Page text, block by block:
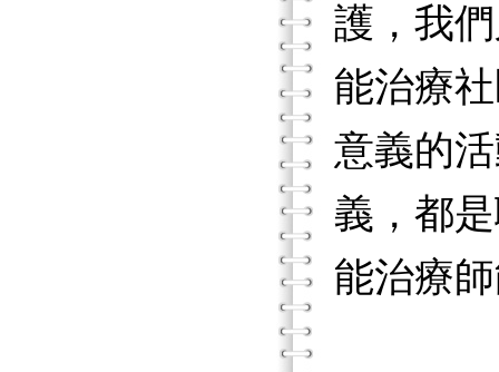
護，我
能治療
意義的
義，都
能治療